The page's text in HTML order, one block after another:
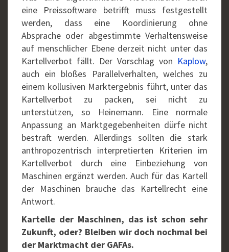
eine Preissoftware betrifft muss festgestellt
werden, dass eine Koordinierung ohne
Absprache oder abgestimmte Verhaltensweise
auf menschlicher Ebene derzeit nicht unter das
Kartellverbot fällt. Der Vorschlag von Kaplow,
auch ein bloßes Parallelverhalten, welches zu
einem kollusiven Marktergebnis führt, unter das
Kartellverbot zu packen, sei nicht zu
unterstützen, so Heinemann. Eine normale
Anpassung an Marktgegebenheiten dürfe nicht
bestraft werden. Allerdings sollten die stark
anthropozentrisch interpretierten Kriterien im
Kartellverbot durch eine Einbeziehung von
Maschinen ergänzt werden. Auch für das Kartell
der Maschinen brauche das Kartellrecht eine
Antwort.
Kartelle der Maschinen, das ist schon sehr
Zukunft, oder? Bleiben wir doch nochmal bei
der Marktmacht der GAFAs.